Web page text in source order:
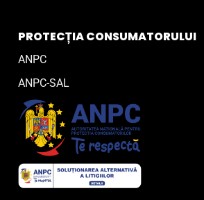
PROTECȚIA CONSUMATORULUI
ANPC
ANPC-SAL